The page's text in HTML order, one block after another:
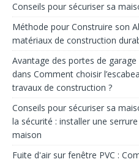
Conseils pour sécuriser sa
Méthode pour Construire son
matériaux de construction
Avantage des portes de
dans Comment choisir
travaux de construction ?
Conseils pour sécuriser sa
la sécurité : installer une
maison
Fuite d'air sur fenêtre PVC :